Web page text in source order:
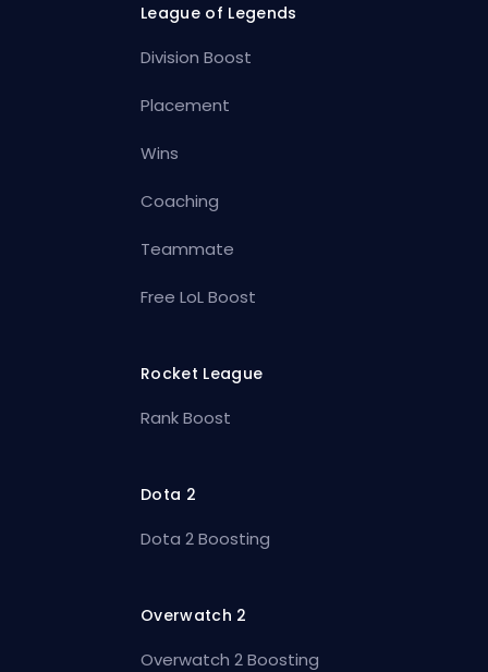
League of Legends
Division Boost
Placement
Wins
Coaching
Teammate
Free LoL Boost
Rocket League
Rank Boost
Dota 2
Dota 2 Boosting
Overwatch 2
Overwatch 2 Boosting